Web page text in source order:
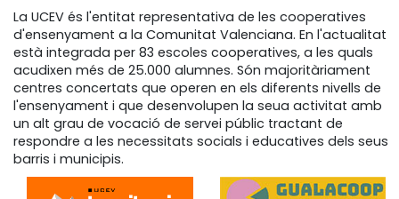
La UCEV és l'entitat representativa de les cooperatives
d'ensenyament a la Comunitat Valenciana. En l'actualitat
està integrada per 83 escoles cooperatives, a les quals
acudixen més de 25.000 alumnes. Són majoritàriament
centres concertats que operen en els diferents nivells de
l'ensenyament i que desenvolupen la seua activitat amb
un alt grau de vocació de servei públic tractant de
respondre a les necessitats socials i educatives dels seus
barris i municipis.